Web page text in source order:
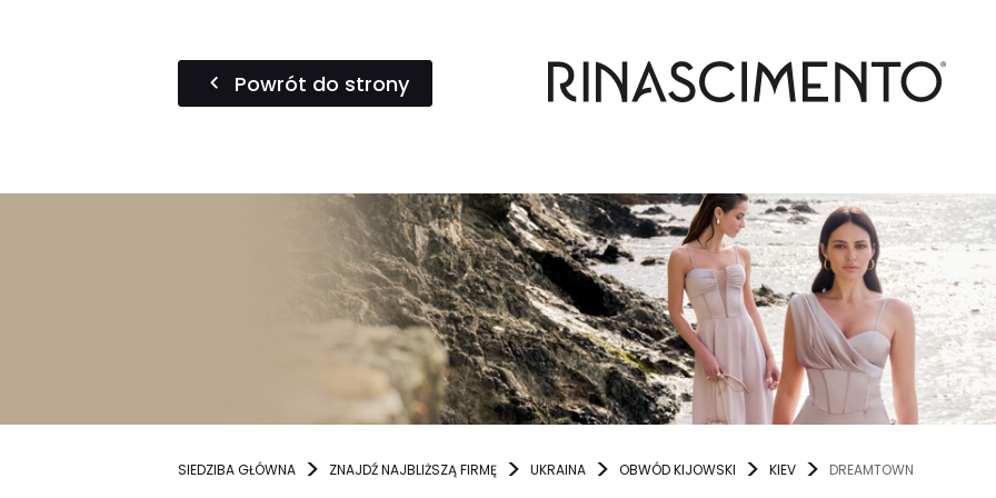
Powrót do strony
SIEDZIBA GŁÓWNA ZNAJDŹ NAJBLIŻSZĄ FIRMĘ UKRAINA OBWÓD KIJOWSKI KIEV DREAMTOWN